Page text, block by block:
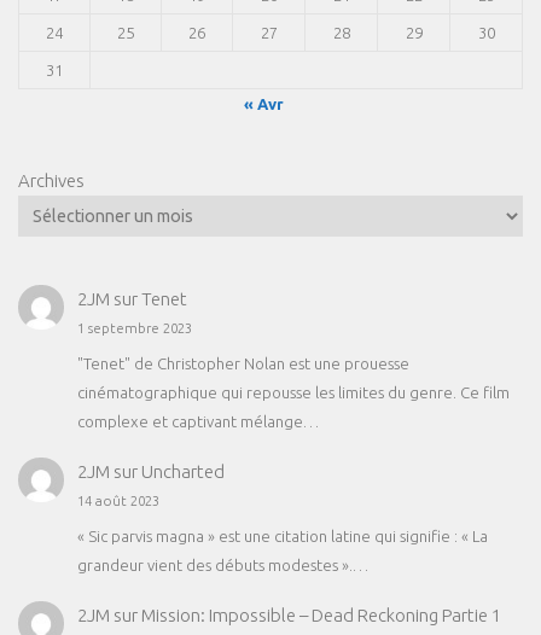
24 25 26 27 28 29 30
31
« Avr
Archives
2JM surTenet
1 septembre 2023
"Tenet" de Christopher Nolan est une prouesse
cinématographique qui repousse les limites du genre. Ce film
complexe et captivant mélange…
2JM sur Uncharted
14 août 2023
« Sic parvis magna » est une citation latine qui signifie : « La
grandeur vient des débuts modestes ».…
2JM sur Mission: Impossible – Dead Reckoning Partie 1